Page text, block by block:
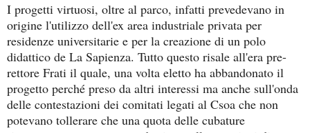
I progetti virtuosi, oltre al parco, infatti prevedevano in
origine l'utilizzo dell'ex area industriale privata per
residenze universitarie e per la creazione di un polo
didattico de La Sapienza. Tutto questo risale all'era pre-
rettore Frati il quale, una volta eletto ha abbandonato il
progetto perché preso da altri interessi ma anche sull'onda
delle contestazioni dei comitati legati al Csoa che non
potevano tollerare che una quota delle cubature